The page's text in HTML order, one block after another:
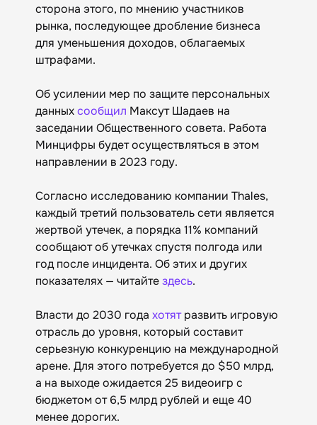
сторона этого, по мнению участников
рынка, последующее дробление бизнеса
для уменьшения доходов, облагаемых
штрафами.
Об усилении мер по защите персональных
данныхсообщил Максут Шадаев на
заседании Общественного совета. Работа
Минцифры будет осуществляться в этом
направлении в 2023 году.
Согласно исследованию компании Thales,
каждый третий пользователь сети является
жертвой утечек, а порядка 11% компаний
сообщают об утечках спустя полгода или
год после инцидента. Об этих и других
показателях — читайтездесь.
Власти до 2030 года хотятразвить игровую
отрасль до уровня, который составит
серьезную конкуренцию на международной
арене. Для этого потребуется до $50 млрд,
а на выходе ожидается 25 видеоигр с
бюджетом от 6,5 млрд рублей и еще 40
менее дорогих.